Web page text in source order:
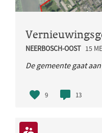
NEERBOSCH-OOST 15
De gemeente gaat
9 13